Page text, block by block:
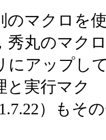
マクロを
秀丸のマク
にアップし
と実行マク
）もそ